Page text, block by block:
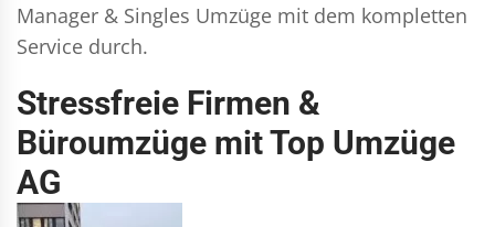
Manager & Singles Umzüge mit dem kompletten
Service durch.
Stressfreie Firmen &
Büroumzüge mit Top Umzüge
AG